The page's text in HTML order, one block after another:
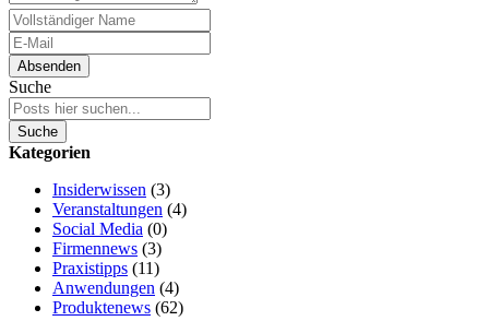
Absenden
Suche
Suche
Kategorien
Insiderwissen (3)
Veranstaltungen (4)
Social Media (0)
Firmennews (3)
Praxistipps (11)
Anwendungen (4)
Produktenews (62)